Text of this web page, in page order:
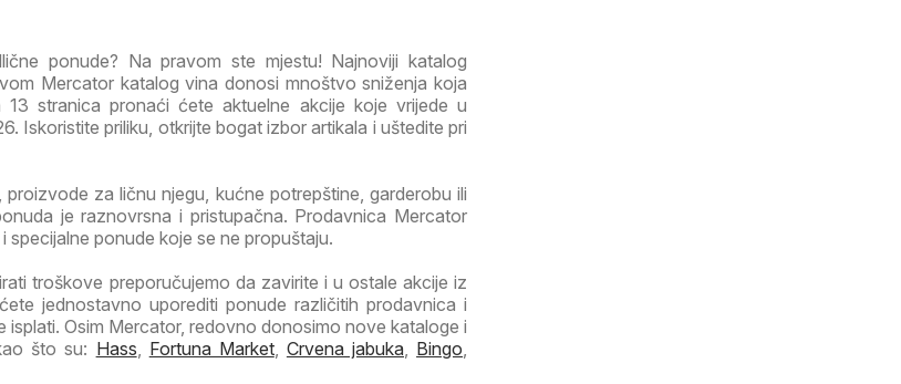
ponude? Na pravom ste mjestu! Najnoviji katalog
Mercator katalog vina donosi mnoštvo sniženja koja
stranica pronaći ćete aktuelne akcije koje vrijede u
Iskoristite priliku, otkrijte bogat izbor artikala i uštedite pri
za ličnu njegu, kućne potrepštine, garderobu ili
je raznovrsna i pristupačna. Prodavnica Mercator
specijalne ponude koje se ne propuštaju.
troškove preporučujemo da zavirite i u ostale akcije iz
jednostavno uporediti ponude različitih prodavnica i
isplati. Osim Mercator, redovno donosimo nove kataloge i
što su: Hass, Fortuna Market, Crvena jabuka, Bingo,